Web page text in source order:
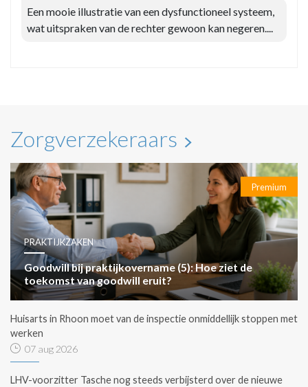
Een mooie illustratie van een dysfunctioneel systeem,
wat uitspraken van de rechter gewoon kan negeren....
Zorgverzekeraars
Premium
PRAKTIJKZAKEN
Goodwill bij praktijkovername (5): Hoe ziet de
toekomst van goodwill eruit?
Huisarts in Rhoon moet van de inspectie onmiddellijk stoppen met
werken
07 aug 2026
LHV-voorzitter Tasche nog steeds verbijsterd over de nieuwe